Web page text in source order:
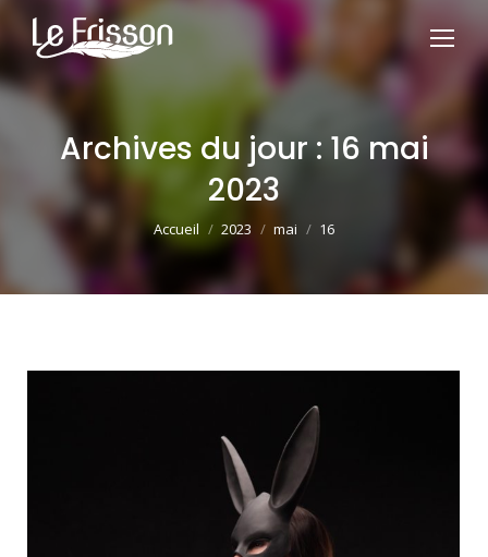
Archives du jour : 16 mai
2023
Vous êtes ici :
Accueil 2023 mai 16